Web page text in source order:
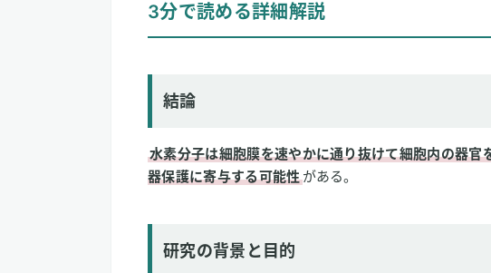
結論
研究の背景と目的
2 専門家のコメント
3分で読める詳細解説
結論
水素分子は細胞膜を速やかに通り抜けて細胞内の器官
器保護に寄与する可能性がある。
研究の背景と目的